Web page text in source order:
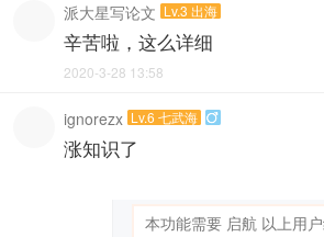
派大星写论文 Lv.3 出海
辛苦啦，这么详细
2020-3-28 13:58
ignorezx Lv.6 七武海 
涨知识了